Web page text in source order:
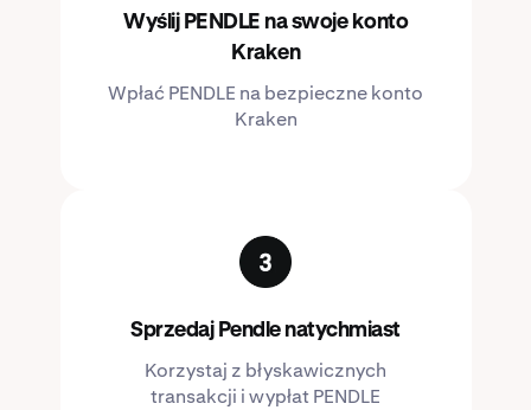
Wyślij PENDLE na swoje konto
Kraken
Wpłać PENDLE na bezpieczne konto
Kraken
Sprzedaj Pendle natychmiast
Korzystaj z błyskawicznych
transakcji i wypłat PENDLE